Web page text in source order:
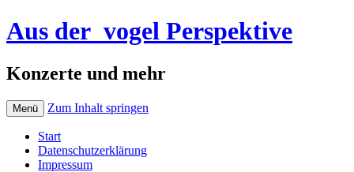
Aus der_vogel Perspektive
Konzerte und mehr
Menü Zum Inhalt springen
Start
Datenschutzerklärung
Impressum